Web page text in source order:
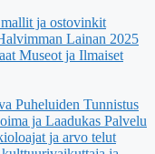
ja ostovinkit
Lainan 2025
Museot ja Ilmaiset
Puheluiden Tunnistus
ja Laadukas Palvelu
ja arvo telut